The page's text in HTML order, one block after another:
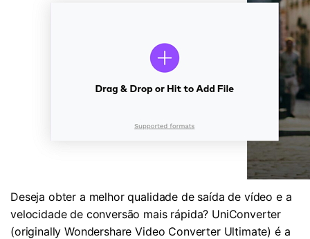
Deseja obter a melhor qualidade de saída de vídeo e a
velocidade de conversão mais rápida? UniConverter
(originally Wondershare Video Converter Ultimate) é a